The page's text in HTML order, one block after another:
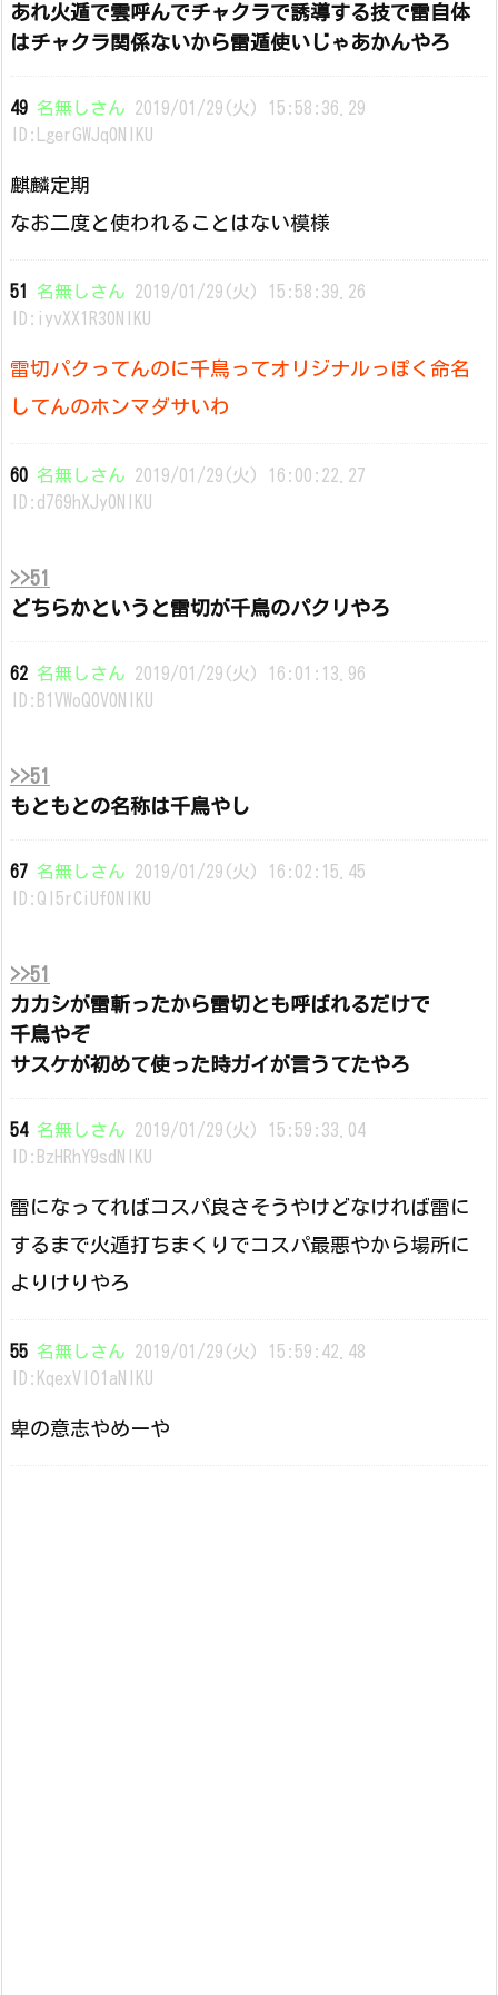
あれ火遁で雲呼んでチャクラで誘導する技で雷自体
はチャクラ関係ないから雷遁使いじゃあかんやろ
49 名無しさん 2019/01/29(火) 15:58:36.29
ID:LgerGWJq0NIKU
麒麟定期
なお二度と使われることはない模様
51 名無しさん 2019/01/29(火) 15:58:39.26
ID:iyvXX1R30NIKU
雷切パクってんのに千鳥ってオリジナルっぽく命名
してんのホンマダサいわ
60 名無しさん 2019/01/29(火) 16:00:22.27
ID:d769hXJy0NIKU
>>51
どちらかというと雷切が千鳥のパクリやろ
62 名無しさん 2019/01/29(火) 16:01:13.96
ID:B1VWoQ0V0NIKU
>>51
もともとの名称は千鳥やし
67 名無しさん 2019/01/29(火) 16:02:15.45
ID:QI5rCiUf0NIKU
>>51
カカシが雷斬ったから雷切とも呼ばれるだけで
千鳥やぞ
サスケが初めて使った時ガイが言うてたやろ
54 名無しさん 2019/01/29(火) 15:59:33.04
ID:BzHRhY9sdNIKU
雷になってればコスパ良さそうやけどなければ雷に
するまで火遁打ちまくりでコスパ最悪やから場所に
よりけりやろ
55 名無しさん 2019/01/29(火) 15:59:42.48
ID:KqexVlO1aNIKU
卑の意志やめーや